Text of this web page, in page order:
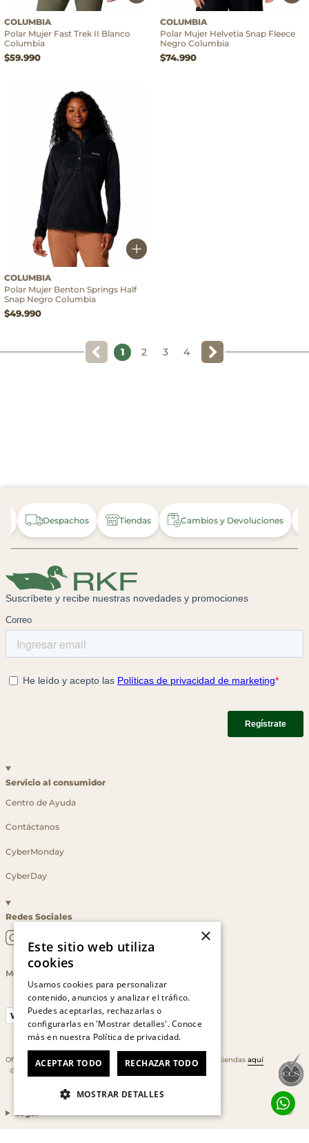
COLUMBIA
Polar Mujer Fast Trek II Blanco
Columbia
$59.990
COLUMBIA
Polar Mujer Helvetia Snap Fleece
Negro Columbia
$74.990
COLUMBIA
Polar Mujer Benton Springs Half
Snap Negro Columbia
$49.990
1 2 3 4
Despachos Tiendas Cambios y Devoluciones
Servicio al consumidor
Centro de Ayuda
Contáctanos
CyberMonday
CyberDay
Redes Sociales
Medios de Pago
Oficina: Av. Las Condes #11281 - Las Condes. Revisa nuestras tiendas aquí
© 2026 RKF. Todos los derechos reservados.
×
Este sitio web utiliza
cookies
Usamos cookies para personalizar
contenido, anuncios y analizar el tráfico.
Puedes aceptarlas, rechazarlas o
configurarlas en 'Mostrar detalles'. Conoce
más en nuestra Política de privacidad.
ACEPTAR TODO RECHAZAR TODO
MOSTRAR DETALLES